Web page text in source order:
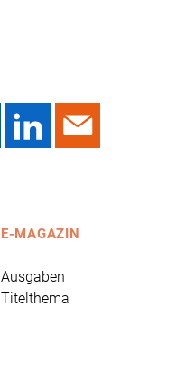
E-MAGAZIN
Ausgaben
Titelthema